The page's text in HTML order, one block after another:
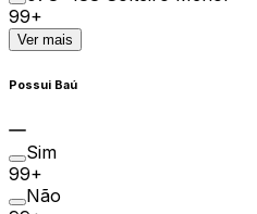
99+
Ver mais
Possui Baú
Sim
99+
Não